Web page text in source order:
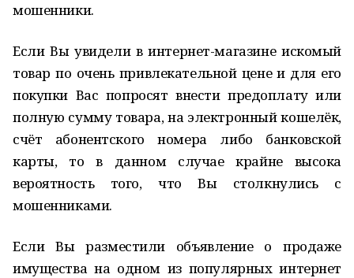
мошенники.
Если Вы увидели в интернет-магазине искомый
товар по очень привлекательной цене и для его
покупки Вас попросят внести предоплату или
полную сумму товара, на электронный кошелёк,
счёт абонентского номера либо банковской
карты, то в данном случае крайне высока
вероятность того, что Вы столкнулись с
мошенниками.
Если Вы разместили объявление о продаже
имущества на одном из популярных интернет